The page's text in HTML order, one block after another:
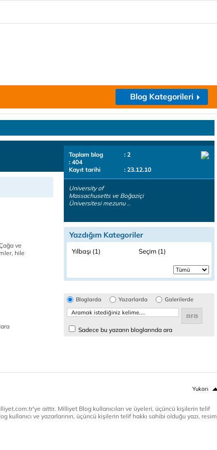
Blog Kategorileri
ve
hile
Toplam blog
: 2
: 404
Kayıt tarihi
: 23.12.10
University of
Massachusetts ve Boğaziçi
Üniversitesi mezunu ..
Yazdığım Kategoriler
Yılbaşı (1) Seçim (1)
Bloglarda Yazarlarda Galerilerde
Sadece bu yazarın bloglarında ara
Yukarı
aittir. Milliyet Blog kullanıcıları ve üyeleri, üçüncü kişilerin telif
ve yazarlarının, üçüncü kişilerin telif hakkı sahibi olduğu yazı, resim